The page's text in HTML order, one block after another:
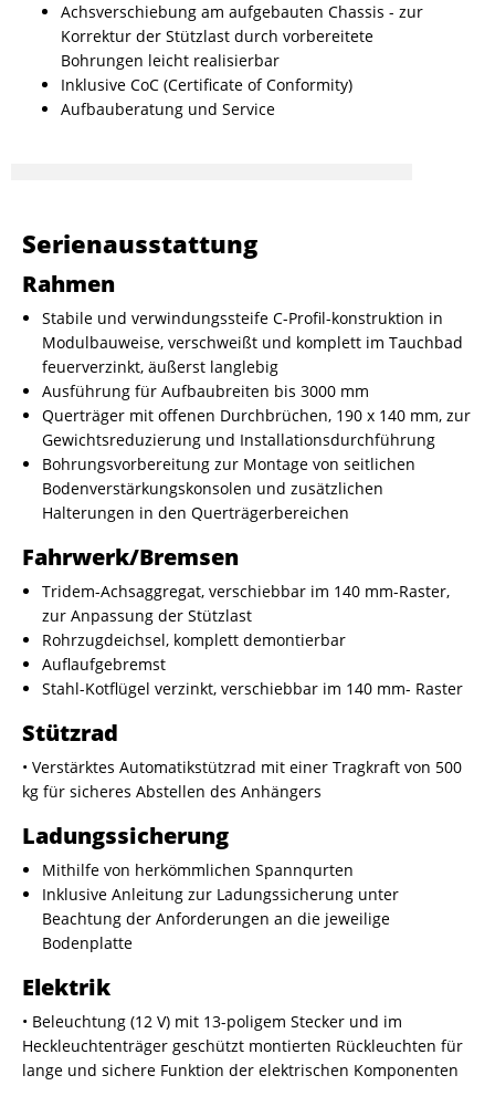
Achsverschiebung am aufgebauten Chassis - zur
Korrektur der Stützlast durch vorbereitete
Bohrungen leicht realisierbar
Inklusive CoC (Certificate of Conformity)
Aufbauberatung und Service
Serienausstattung
Rahmen
Stabile und verwindungssteife C-Profil-konstruktion in
Modulbauweise, verschweißt und komplett im Tauchbad
feuerverzinkt, äußerst langlebig
Ausführung für Aufbaubreiten bis 3000 mm
Querträger mit offenen Durchbrüchen, 190 x 140 mm, zur
Gewichtsreduzierung und Installationsdurchführung
Bohrungsvorbereitung zur Montage von seitlichen
Bodenverstärkungskonsolen und zusätzlichen
Halterungen in den Querträgerbereichen
Fahrwerk/Bremsen
Tridem-Achsaggregat, verschiebbar im 140 mm-Raster,
zur Anpassung der Stützlast
Rohrzugdeichsel, komplett demontierbar
Auflaufgebremst
Stahl-Kotflügel verzinkt, verschiebbar im 140 mm- Raster
Stützrad
• Verstärktes Automatikstützrad mit einer Tragkraft von 500
kg für sicheres Abstellen des Anhängers
Ladungssicherung
Mithilfe von herkömmlichen Spannqurten
Inklusive Anleitung zur Ladungssicherung unter
Beachtung der Anforderungen an die jeweilige
Bodenplatte
Elektrik
• Beleuchtung (12 V) mit 13-poligem Stecker und im
Heckleuchtenträger geschützt montierten Rückleuchten für
lange und sichere Funktion der elektrischen Komponenten